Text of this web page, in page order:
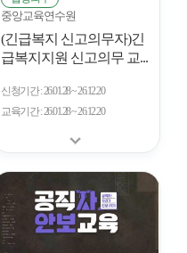
중앙교육연수원
(긴급복지 신고의무자)긴
급복지지원 신고의무 교...
신청기간 26.01.28 ~ 26.12.20
교육기간 26.01.28 ~ 26.12.20